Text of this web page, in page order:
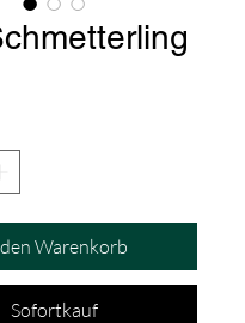
Warenkorb
Sofortkauf